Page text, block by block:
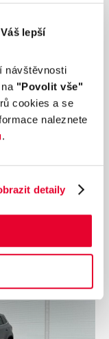
lepší
návštěvnosti
"Povolit vše"
cookies a se
naleznete
.
detaily
kW automat,